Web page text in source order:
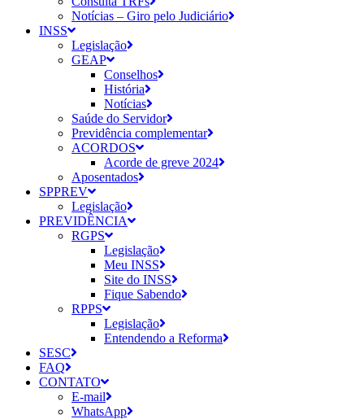
Notícias – Giro pelo Judiciário
INSS
Legislação
GEAP
Conselhos
História
Notícias
Saúde do Servidor
Previdência complementar
ACORDOS
Acorde de greve 2024
Aposentados
SPPREV
Legislação
PREVIDÊNCIA
RGPS
Legislação
Meu INSS
Site do INSS
Fique Sabendo
RPPS
Legislação
Entendendo a Reforma
SESC
FAQ
CONTATO
E-mail
WhatsApp